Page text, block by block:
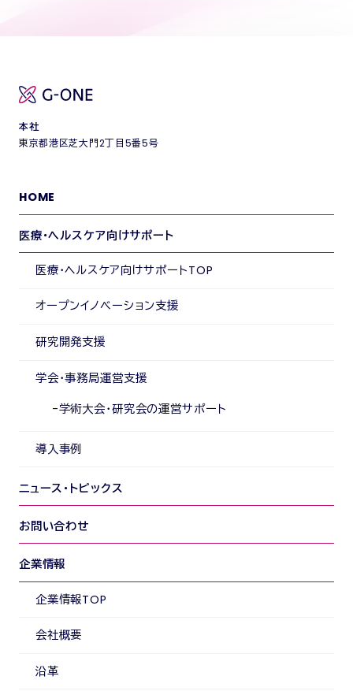
本社
東京都港区芝大門2丁目5番5号
HOME
医療・ヘルスケア向けサポート
医療・ヘルスケア向けサポートTOP
オープンイノベーション支援
研究開発支援
学会・事務局運営支援
学術大会・研究会の運営サポート
導入事例
ニュース・トピックス
お問い合わせ
企業情報
企業情報TOP
会社概要
沿革